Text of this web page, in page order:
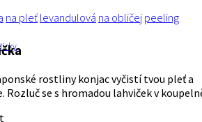
na pleť levandulová na obličej peeling
rostliny konjac vyčistí tvou pleť a
Rozluč se s hromadou lahviček v